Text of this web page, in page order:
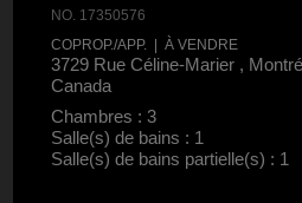
NO. 17350576
COPROP./APP. | À VENDRE
3729 Rue Céline-Marier ,
Canada
Chambres : 3
Salle(s) de bains : 1
Salle(s) de bains partielle(s) : 1